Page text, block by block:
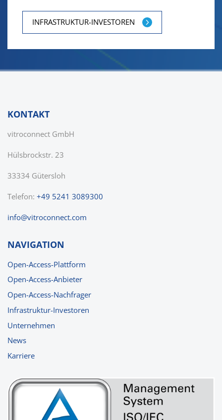
INFRASTRUKTUR-INVESTOREN
KONTAKT
vitroconnect GmbH
Hülsbrockstr. 23
33334 Gütersloh
Telefon: +49 5241 3089300
nf v tr c nn ct c m
NAVIGATION
Open-Access-Plattform
Open-Access-Anbieter
Open-Access-Nachfrager
Infrastruktur-Investoren
Unternehmen
News
Karriere